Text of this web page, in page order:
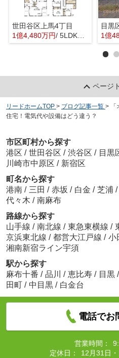
世田谷区上馬4丁目
1億4,480万円/ 5LDK＋1S(納戸)
目黒
1億
ページ
リードホームTOP > ブログ記事一覧 >
住宅！電気代や設備はどう違う？
市区町村から探す
港区 / 世田谷区 / 渋谷区 / 目黒
川崎市中原区 / 新宿区
町名から探す
港南 / 三田 / 赤坂 / 白金 / 芝浦 /
代々木 / 南麻布
路線から探す
山手線 / 南北線 / 東急東横線 /
京浜東北線 / 都営大江戸線 / 小
湘南新宿ライン宇須
駅から探す
麻布十番 / 品川 / 恵比寿 / 目黒 /
田町 / 中目黒 / 白金台
電話でお
営業時間：
定休日：
12月31日